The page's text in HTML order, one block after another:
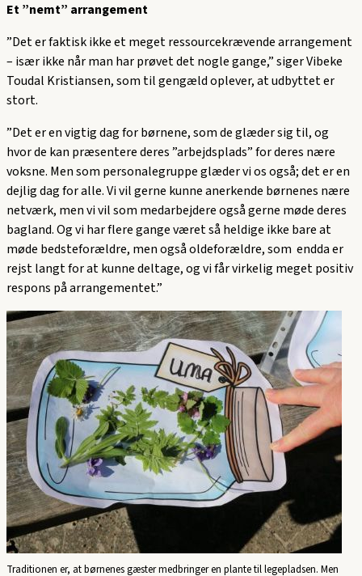
Et ”nemt” arrangement
”Det er faktisk ikke et meget ressourcekrævende arrangement
– især ikke når man har prøvet det nogle gange,” siger Vibeke
Toudal Kristiansen, som til gengæld oplever, at udbyttet er
stort.
”Det er en vigtig dag for børnene, som de glæder sig til, og
hvor de kan præsentere deres ”arbejdsplads” for deres nære
voksne. Men som personalegruppe glæder vi os også; det er en
dejlig dag for alle. Vi vil gerne kunne anerkende børnenes nære
netværk, men vi vil som medarbejdere også gerne møde deres
bagland. Og vi har flere gange været så heldige ikke bare at
møde bedsteforældre, men også oldeforældre, som endda er
rejst langt for at kunne deltage, og vi får virkelig meget positiv
respons på arrangementet.”
Traditionen er, at børnenes gæster medbringer en plante til legepladsen. Men